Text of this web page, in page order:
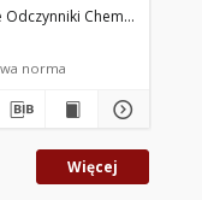
Odczynniki Chemiczne.
norma
Więcej